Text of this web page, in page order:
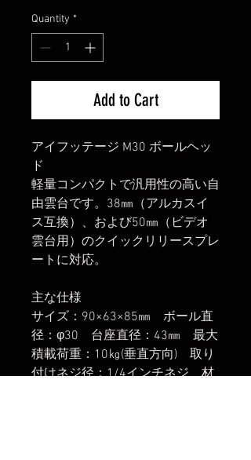
Quantity *
Add to Cart
アイフッテージ M30 ボールヘッ
ド
軽量コンパクトで汎用性の高い自
由雲台です。38㎜（アルカスイ
ス互換）、および50㎜（ビデオ
雲台用）のクイックリリースプレ
ートに対応。
主な仕様
サイズ：90×63×85㎜ ボール直
径：φ30 台座直径：43㎜ 最大
積載荷重：10㎏(垂直方向) 取り
付けネジ径：1/4インチネジ 材